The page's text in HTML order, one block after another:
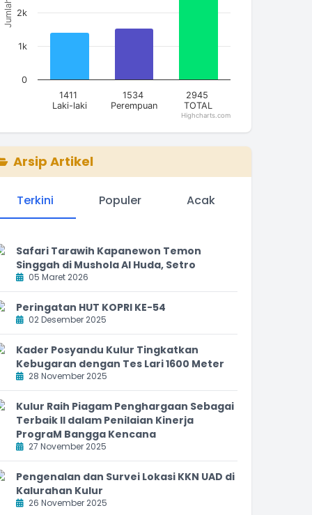
Jumlah
1411
Laki-laki
1534
Perempuan
2945
TOTAL
0
1k
2k
Highcharts.com
Arsip Artikel
Terkini Populer Acak
Safari Tarawih Kapanewon Temon
Singgah di Mushola Al Huda, Setro
05 Maret 2026
Peringatan HUT KOPRI KE-54
02 Desember 2025
Kader Posyandu Kulur Tingkatkan
Kebugaran dengan Tes Lari 1600 Meter
28 November 2025
Kulur Raih Piagam Penghargaan Sebagai
Terbaik II dalam Penilaian Kinerja
PrograM Bangga Kencana
27 November 2025
Pengenalan dan Survei Lokasi KKN UAD di
Kalurahan Kulur
26 November 2025